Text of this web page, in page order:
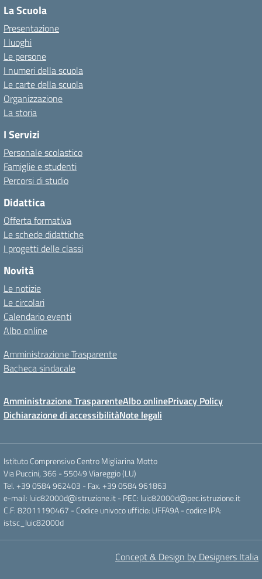
La Scuola
Presentazione
I luoghi
Le persone
I numeri della scuola
Le carte della scuola
Organizzazione
La storia
I Servizi
Personale scolastico
Famiglie e studenti
Percorsi di studio
Didattica
Offerta formativa
Le schede didattiche
I progetti delle classi
Novità
Le notizie
Le circolari
Calendario eventi
Albo online
Amministrazione Trasparente
Bacheca sindacale
Amministrazione TrasparenteAlbo onlinePrivacy Policy
Dichiarazione di accessibilitàNote legali
Istituto Comprensivo Centro Migliarina Motto
Via Puccini, 366 - 55049 Viareggio (LU)
Tel. +39 0584 962403 - Fax. +39 0584 961863
e-mail: luic82000d@istruzione.it - PEC: luic82000d@pec.istruzione.it
C.F: 82011190467 - Codice univoco ufficio: UFFA9A - codice IPA:
istsc_luic82000d
Concept & Design by Designers Italia